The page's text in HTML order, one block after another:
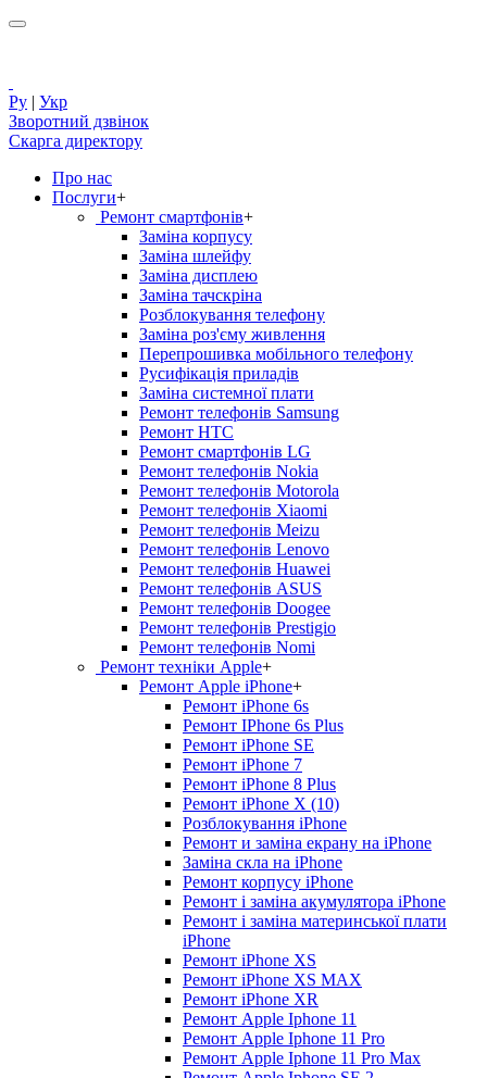
Ру | Укр
Зворотний дзвінок
Скарга директору
Про нас
Послуги+
Ремонт смартфонів+
Заміна корпусу
Заміна шлейфу
Заміна дисплею
Заміна тачскріна
Розблокування телефону
Заміна роз'єму живлення
Перепрошивка мобільного телефону
Русифікація приладів
Заміна системної плати
Ремонт телефонів Samsung
Ремонт HTC
Ремонт смартфонів LG
Ремонт телефонів Nokia
Ремонт телефонів Motorola
Ремонт телефонів Xiaomi
Ремонт телефонів Meizu
Ремонт телефонів Lenovo
Ремонт телефонів Huawei
Ремонт телефонів ASUS
Ремонт телефонів Doogee
Ремонт телефонів Prestigio
Ремонт телефонів Nomi
Ремонт техніки Apple+
Ремонт Apple iPhone+
Ремонт iPhone 6s
Ремонт IPhone 6s Plus
Ремонт iPhone SE
Ремонт iPhone 7
Ремонт iPhone 8 Plus
Ремонт iPhone X (10)
Розблокування iPhone
Ремонт и заміна екрану на iPhone
Заміна скла на iPhone
Ремонт корпусу iPhone
Ремонт і заміна акумулятора iPhone
Ремонт і заміна материнської плати
iPhone
Ремонт iPhone XS
Ремонт iPhone XS MAX
Ремонт iPhone XR
Ремонт Apple Iphone 11
Ремонт Apple Iphone 11 Pro
Ремонт Apple Iphone 11 Pro Max